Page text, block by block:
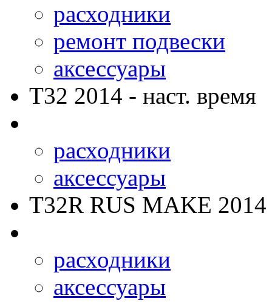
расходники
ремонт подвески
аксессуары
T32 2014 - наст. время
расходники
аксессуары
T32R RUS MAKE 2014
расходники
аксессуары